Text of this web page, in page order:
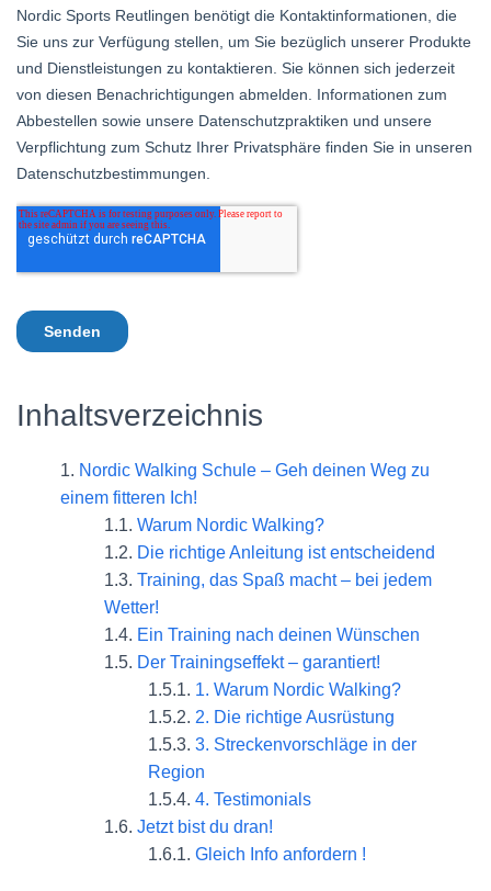
Inhaltsverzeichnis
Nordic Walking Schule – Geh deinen Weg zu
einem fitteren Ich!
Warum Nordic Walking?
Die richtige Anleitung ist entscheidend
Training, das Spaß macht – bei jedem
Wetter!
Ein Training nach deinen Wünschen
Der Trainingseffekt – garantiert!
1. Warum Nordic Walking?
2. Die richtige Ausrüstung
3. Streckenvorschläge in der
Region
4. Testimonials
Jetzt bist du dran!
Gleich Info anfordern !